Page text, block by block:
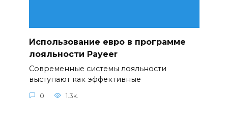
Использование евро в программе
лояльности Payeer
Современные системы лояльности
выступают как эффективные
0 1.3к.